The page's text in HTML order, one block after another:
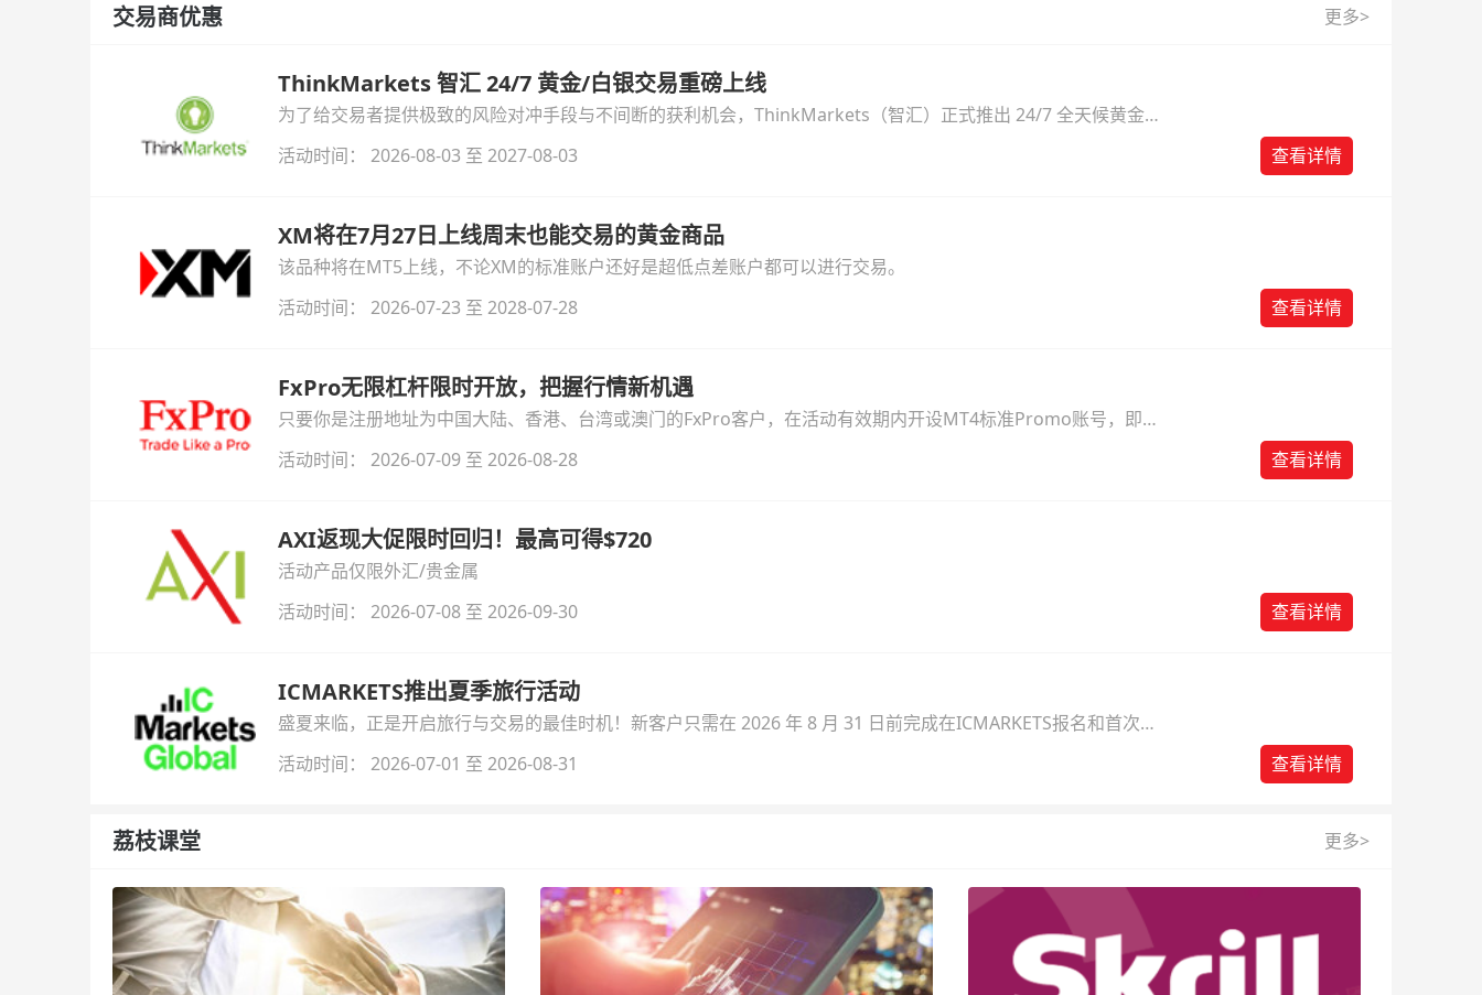
交易商优惠 更多>
ThinkMarkets 智汇 24/7 黄金/白银交易重磅上线
为了给交易者提供极致的风险对冲手段与不间断的获利机会，ThinkMarkets（智汇）正式推出 24/7 全天候黄金
与白银交易！本文将为您详细拆解本次升级的核心交易品种、杠杆配置、支持软件及交易细则。
活动时间： 2026-08-03 至 2027-08-03 查看详情
XM将在7月27日上线周末也能交易的黄金商品
该品种将在MT5上线，不论XM的标准账户还好是超低点差账户都可以进行交易。
活动时间： 2026-07-23 至 2028-07-28
查看详情
FxPro无限杠杆限时开放，把握行情新机遇
只要你是注册地址为中国大陆、香港、台湾或澳门的FxPro客户，在活动有效期内开设MT4标准Promo账号，即可
自动解锁无限倍杠杆福利，无需额外复杂操作。
活动时间： 2026-07-09 至 2026-08-28 查看详情
AXI返现大促限时回归！最高可得$720
活动产品仅限外汇/贵金属
活动时间： 2026-07-08 至 2026-09-30
查看详情
ICMARKETS推出夏季旅行活动
盛夏来临，正是开启旅行与交易的最佳时机！新客户只需在 2026 年 8 月 31 日前完成在ICMARKETS报名和首次入
金即可参与！
活动时间： 2026-07-01 至 2026-08-31 查看详情
荔枝课堂 更多>